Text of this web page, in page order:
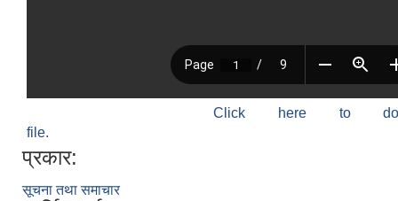
Click here to
file.
प्रकार:
सूचना तथा समाचार